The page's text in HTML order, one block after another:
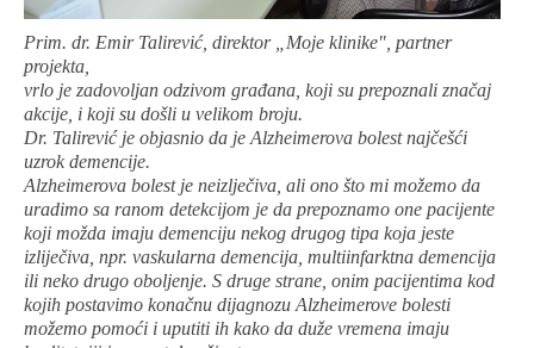
Prim. dr. Emir Talirević, direktor „Moje klinike", partner
projekta,
vrlo je zadovoljan odzivom građana, koji su prepoznali značaj
akcije, i koji su došli u velikom broju.
Dr. Talirević je objasnio da je Alzheimerova bolest najčešći
uzrok demencije.
Alzheimerova bolest je neizlječiva, ali ono što mi možemo da
uradimo sa ranom detekcijom je da prepoznamo one pacijente
koji možda imaju demenciju nekog drugog tipa koja jeste
izliječiva, npr. vaskularna demencija, multiinfarktna demencija
ili neko drugo oboljenje. S druge strane, onim pacijentima kod
kojih postavimo konačnu dijagnozu Alzheimerove bolesti
možemo pomoći i uputiti ih kako da duže vremena imaju